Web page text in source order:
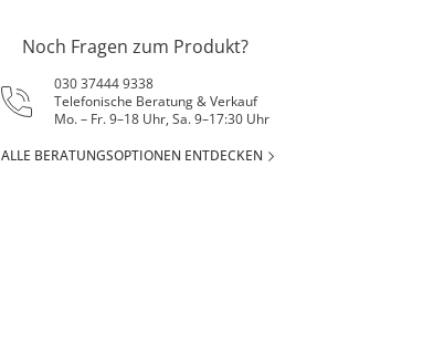
Noch Fragen zum Produkt?
030 37444 9338
Telefonische Beratung & Verkauf
Mo. – Fr. 9–18 Uhr, Sa. 9–17:30 Uhr
ALLE BERATUNGSOPTIONEN ENTDECKEN